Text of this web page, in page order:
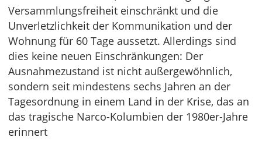
Versammlungsfreiheit einschränkt und die
Unverletzlichkeit der Kommunikation und der
Wohnung für 60 Tage aussetzt. Allerdings sind
dies keine neuen Einschränkungen: Der
Ausnahmezustand ist nicht außergewöhnlich,
sondern seit mindestens sechs Jahren an der
Tagesordnung in einem Land in der Krise, das an
das tragische Narco-Kolumbien der 1980er-Jahre
erinnert